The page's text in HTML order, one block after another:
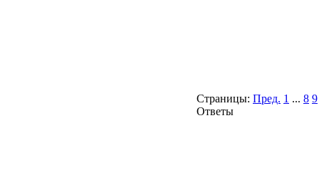
Страницы: Пред. 1 ... 8 9
Ответы